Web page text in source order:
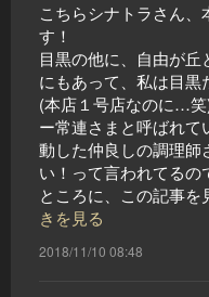
こちらシナトラさん
す！
目黒の他に、自由が
にもあって、私は目
(本店１号店なのに…
ー常連さまと呼ばれ
動した仲良しの調理師
い！って言われてるの
ところに、この記事
きを見る
2018/11/10 08:48